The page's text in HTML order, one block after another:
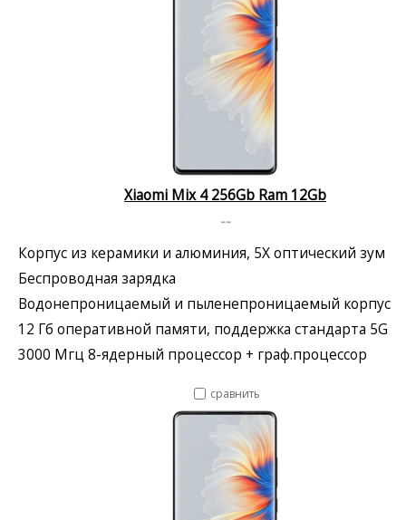
Xiaomi Mix 4 256Gb Ram 12Gb
--
Корпус из керамики и алюминия, 5X оптический зум
Беспроводная зарядка
Водонепроницаемый и пыленепроницаемый корпус
12 Гб оперативной памяти, поддержка стандарта 5G
3000 Мгц 8-ядерный процессор + граф.процессор
сравнить